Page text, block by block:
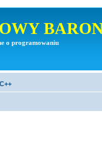
o programowaniu